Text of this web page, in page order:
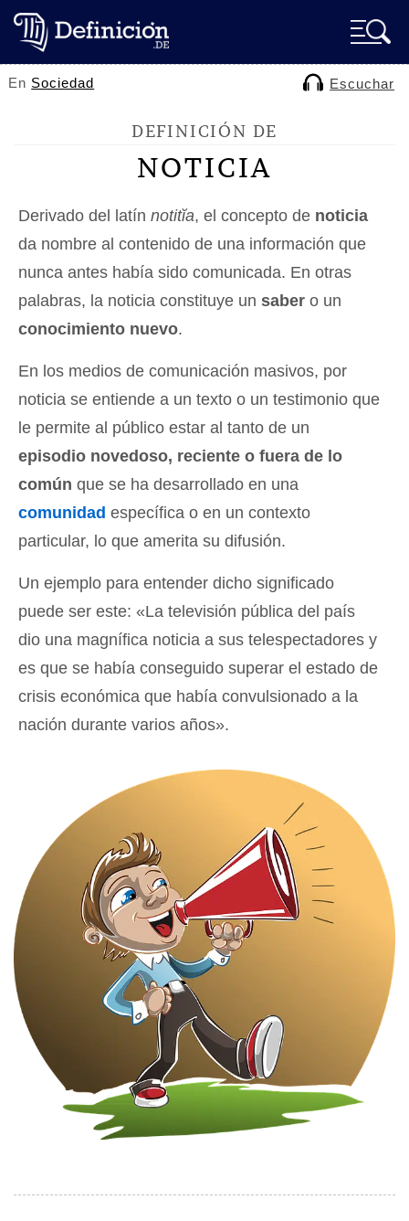
En Sociedad Escuchar
DEFINICIÓN DE
NOTICIA
Derivado del latín notitĭa, el concepto de noticia
da nombre al contenido de una información que
nunca antes había sido comunicada. En otras
palabras, la noticia constituye un saber o un
conocimiento nuevo.
En los medios de comunicación masivos, por
noticia se entiende a un texto o un testimonio que
le permite al público estar al tanto de un
episodio novedoso, reciente o fuera de lo
común que se ha desarrollado en una
comunidad específica o en un contexto
particular, lo que amerita su difusión.
Un ejemplo para entender dicho significado
puede ser este: «La televisión pública del país
dio una magnífica noticia a sus telespectadores y
es que se había conseguido superar el estado de
crisis económica que había convulsionado a la
nación durante varios años».